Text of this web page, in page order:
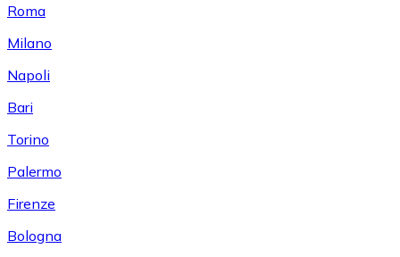
Roma
Milano
Napoli
Bari
Torino
Palermo
Firenze
Bologna